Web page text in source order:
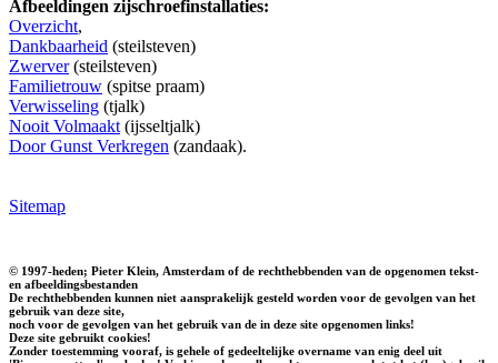
Afbeeldingen zijschroefinstallaties:
Overzicht,
Dankbaarheid (steilsteven)
Zwerver(steilsteven)
Familietrouw (spitse praam)
Verwisseling (tjalk)
Nooit Volmaakt (ijsseltjalk)
Door Gunst Verkregen (zandaak).
Sitemap
© 1997-heden; Pieter Klein, Amsterdam of de rechthebbenden van de opgenomen tekst-
en afbeeldingsbestanden
De rechthebbenden kunnen niet aansprakelijk gesteld worden voor de gevolgen van het
gebruik van deze site,
noch voor de gevolgen van het gebruik van de in deze site opgenomen links!
Deze site gebruikt cookies!
Zonder toestemming vooraf, is gehele of gedeeltelijke overname van enig deel uit